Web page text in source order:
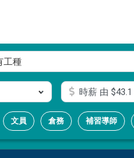
工種
時薪由 $43.1
文員 倉務 補習導師